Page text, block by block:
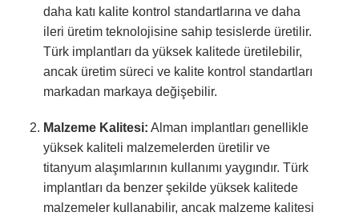
daha katı kalite kontrol standartlarına ve daha
ileri üretim teknolojisine sahip tesislerde üretilir.
Türk implantları da yüksek kalitede üretilebilir,
ancak üretim süreci ve kalite kontrol standartları
markadan markaya değişebilir.
Malzeme Kalitesi: Alman implantları genellikle
yüksek kaliteli malzemelerden üretilir ve
titanyum alaşımlarının kullanımı yaygındır. Türk
implantları da benzer şekilde yüksek kalitede
malzemeler kullanabilir, ancak malzeme kalitesi